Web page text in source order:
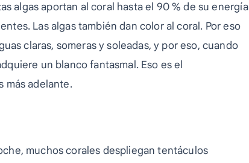
algas aportan al coral hasta el 90 % de su energía
Las algas también dan color al coral. Por eso
claras, someras y soleadas, y por eso, cuando
un blanco fantasmal. Eso es el
más adelante.
muchos corales despliegan tentáculos